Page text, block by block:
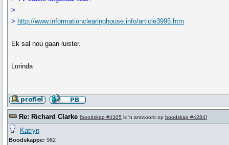
>
> http://www.informationclearinghouse.info/article3995.htm
Ek sal nou gaan luister.
Lorinda
Re: Richard Clarke [boodskap #4305 is 'n antwoord op boodskap #4284]
Katryn
Boodskappe: 962